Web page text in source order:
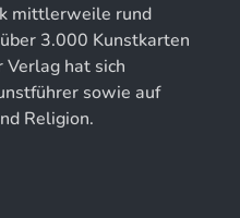
Schlösser und
mittlerweile rund
3.000 Kunstkarten
Verlag hat sich
sowie auf
Religion.